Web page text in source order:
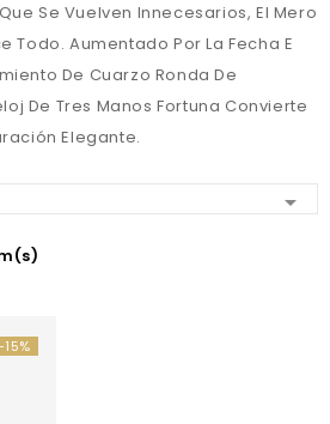
Se Vuelven Innecesarios, El Mero
Todo. Aumentado Por La Fecha E
De Cuarzo Ronda De
De Tres Manos Fortuna Convierte
Elegante.
